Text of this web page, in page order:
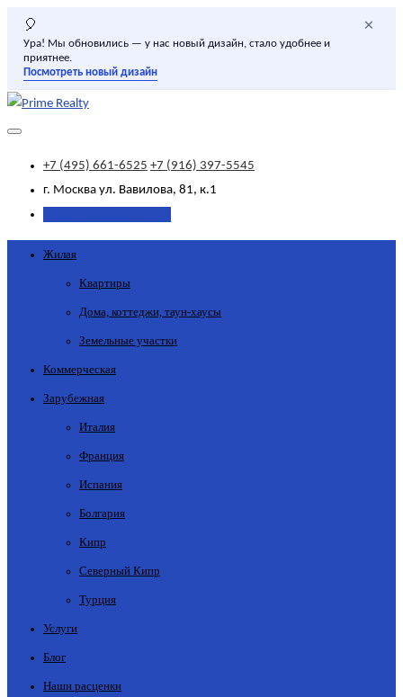
🎈
Ура! Мы обновились — у нас новый дизайн, стало удобнее и
приятнее.
Посмотреть новый дизайн
×
+7 (495) 661-6525 +7 (916) 397-5545
г. Москва ул. Вавилова, 81, к.1
Жилая
Квартиры
Дома, коттеджи, таун-хаусы
Земельные участки
Коммерческая
Зарубежная
Италия
Франция
Испания
Болгария
Кипр
Северный Кипр
Турция
Услуги
Блог
Наши расценки